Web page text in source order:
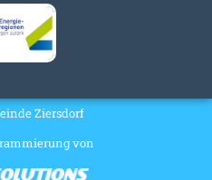
Ziersdorf
von